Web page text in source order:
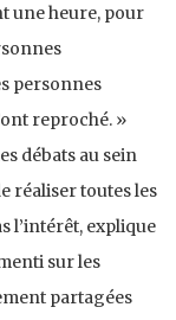
une heure, pour
personnes
reproché. »
débats au sein
réaliser toutes les
l’intérêt, explique
sur les
partagées